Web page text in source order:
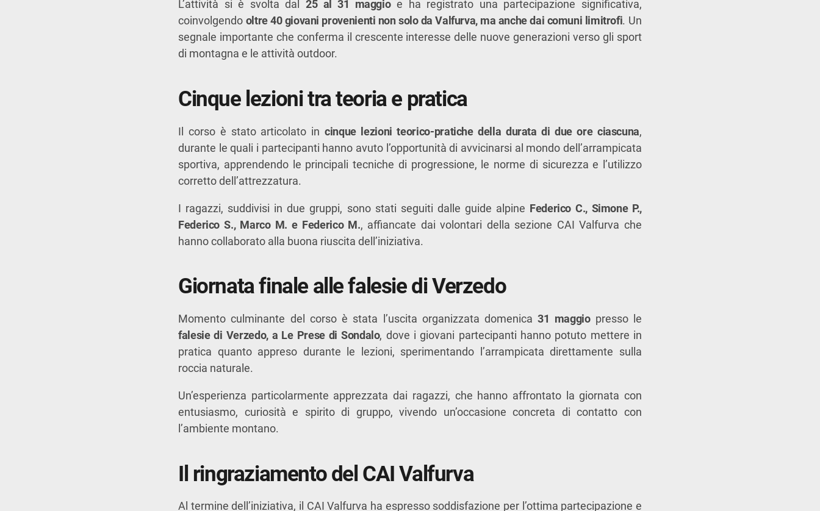
L’attività si è svolta dal 25 al 31 maggioe ha registrato una partecipazione significativa,
coinvolgendo oltre 40 giovani provenienti non solo da Valfurva, ma anche dai comuni limitrofi. Un
segnale importante che conferma il crescente interesse delle nuove generazioni verso gli sport
di montagna e le attività outdoor.
Cinque lezioni tra teoria e pratica
Il corso è stato articolato incinque lezioni teorico-pratiche della durata di due ore ciascuna,
durante le quali i partecipanti hanno avuto l’opportunità di avvicinarsi al mondo dell’arrampicata
sportiva, apprendendo le principali tecniche di progressione, le norme di sicurezza e l’utilizzo
corretto dell’attrezzatura.
I ragazzi, suddivisi in due gruppi, sono stati seguiti dalle guide alpine Federico C., Simone P.,
Federico S., Marco M. e Federico M., affiancate dai volontari della sezione CAI Valfurva che
hanno collaborato alla buona riuscita dell’iniziativa.
Giornata finale alle falesie di Verzedo
Momento culminante del corso è stata l’uscita organizzata domenica31 maggiopresso le
falesie di Verzedo, a Le Prese di Sondalo, dove i giovani partecipanti hanno potuto mettere in
pratica quanto appreso durante le lezioni, sperimentando l’arrampicata direttamente sulla
roccia naturale.
Un’esperienza particolarmente apprezzata dai ragazzi, che hanno affrontato la giornata con
entusiasmo, curiosità e spirito di gruppo, vivendo un’occasione concreta di contatto con
l’ambiente montano.
Il ringraziamento del CAI Valfurva
Al termine dell’iniziativa, il CAI Valfurva ha espresso soddisfazione per l’ottima partecipazione e